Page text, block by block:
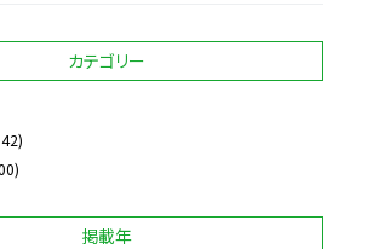
カテゴリー
掲載年